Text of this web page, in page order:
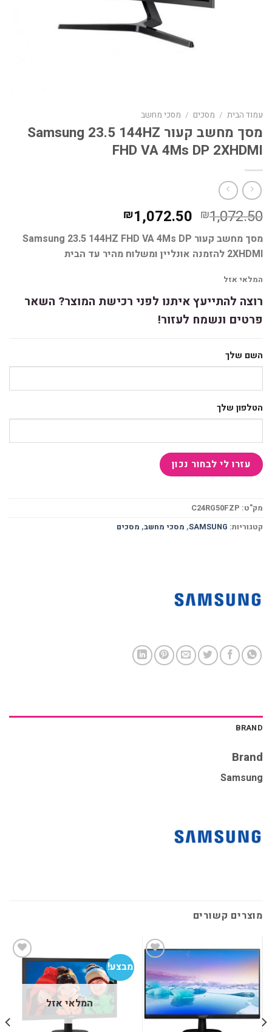
עמוד הבית / מסכים / מסכי מחשב
מסך מחשב קעור Samsung 23.5 144HZ
FHD VA 4Ms DP 2XHDMI
₪1,072.50 המחיר
המקורי
היה:
₪1,072.50.
₪1,072.50 המחיר
הנוכחי
הוא:
₪1,072.50.
מסך מחשב קעור Samsung 23.5 144HZ FHD VA 4Ms DP
2XHDMI להזמנה אונליין ומשלוח מהיר עד הבית
המלאי אזל
רוצה להתייעץ איתנו לפני רכישת המוצר? השאר
פרטים ונשמח לעזור!
השם שלך
הטלפון שלך
מק"ט:C24RG50FZP
קטגוריות:SAMSUNG
,מסכי מחשב,מסכים
BRAND
Brand
Samsung
מוצרים קשורים
הוסף
למועדפים
מבצע!
הוסף
למועדפים
המלאי אזל